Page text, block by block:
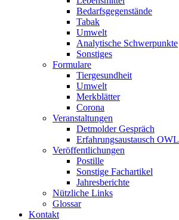
Bedarfsgegenstände
Tabak
Umwelt
Analytische Schwerpunkte
Sonstiges
Formulare
Tiergesundheit
Umwelt
Merkblätter
Corona
Veranstaltungen
Detmolder Gespräch
Erfahrungsaustausch OWL
Veröffentlichungen
Postille
Sonstige Fachartikel
Jahresberichte
Nützliche Links
Glossar
Kontakt